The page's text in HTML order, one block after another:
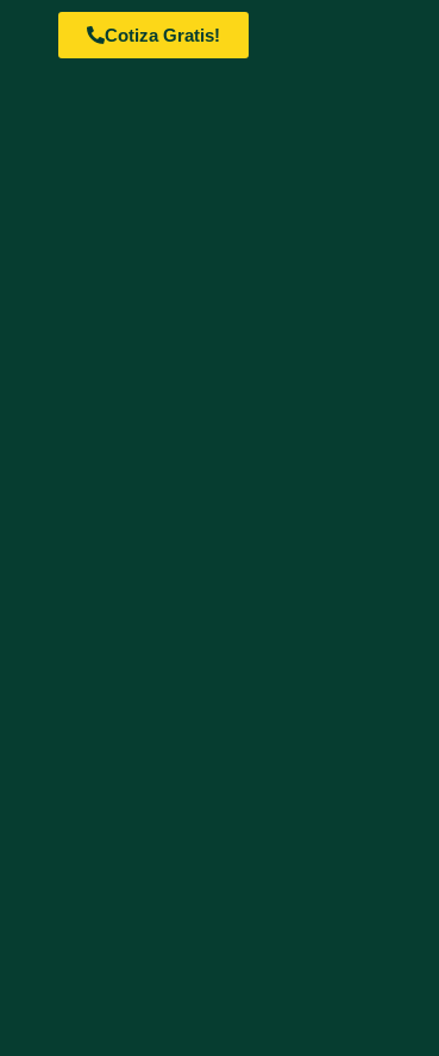
Cotiza Gratis!